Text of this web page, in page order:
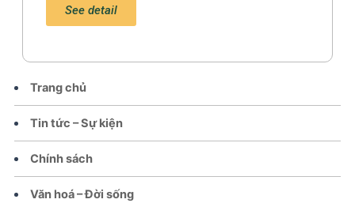
Trang chủ
Tin tức – Sự kiện
Chính sách
Văn hoá – Đời sống
See detail